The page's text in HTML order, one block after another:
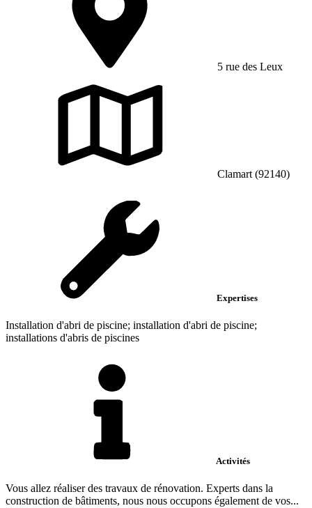
5 rue des Leux
Clamart (92140)
Expertises
Installation d'abri de piscine; installation d'abri de piscine;
installations d'abris de piscines
Activités
Vous allez réaliser des travaux de rénovation. Experts dans la
construction de bâtiments, nous nous occupons également de vos...